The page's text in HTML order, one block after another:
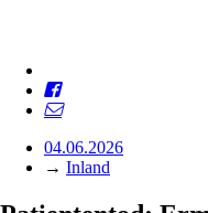
04.06.2026
→ Inland